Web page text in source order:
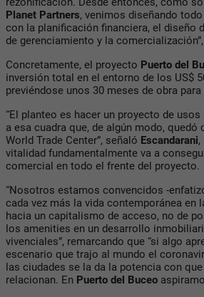
Planet Partners, venimos diseñando
con la planificación financiera, el diseño
de gerenciamiento y la
Concretamente, el proyecto Puerto del
inversión total en el entorno de los US$
previéndose unos 30 meses de obra
“El planteo es hacer un proyecto de
a esa cuadra que, de algún modo, quedó
World Trade Center”, señaló Escandarani,
vitalidad fundamentalmente va a
comercial en todo el frente del proyecto.
“Nosotros estamos convencidos -
cada vez más la vida contemporánea en
hacia un capitalismo de acceso, no de
los amenities en un desarrollo
vivenciales”, remarcando que “si algo
escenario que trajo al mundo el
las ciudades se la da la potencia con
relacionan. En Puerto del Buceo